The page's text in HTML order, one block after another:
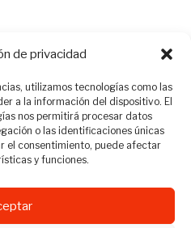
de privacidad
utilizamos tecnologías como las
a la información del dispositivo. El
nos permitirá procesar datos
o las identificaciones únicas
el consentimiento, puede afectar
y funciones.